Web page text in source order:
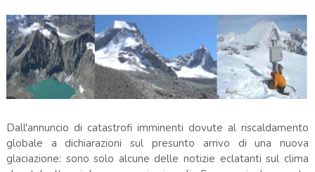
Dall'annuncio di catastrofi imminenti dovute al riscaldamento
globale a dichiarazioni sul presunto arrivo di una nuova
glaciazione: sono solo alcune delle notizie eclatanti sul clima